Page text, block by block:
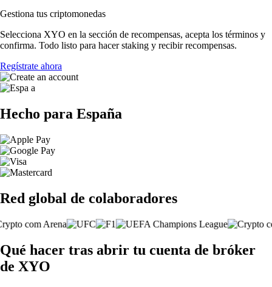
Gestiona tus criptomonedas
Selecciona XYO en la sección de recompensas, acepta los términos y
confirma. Todo listo para hacer staking y recibir recompensas.
Regístrate ahora
Hecho para España
Red global de colaboradores
Qué hacer tras abrir tu cuenta de bróker
de XYO